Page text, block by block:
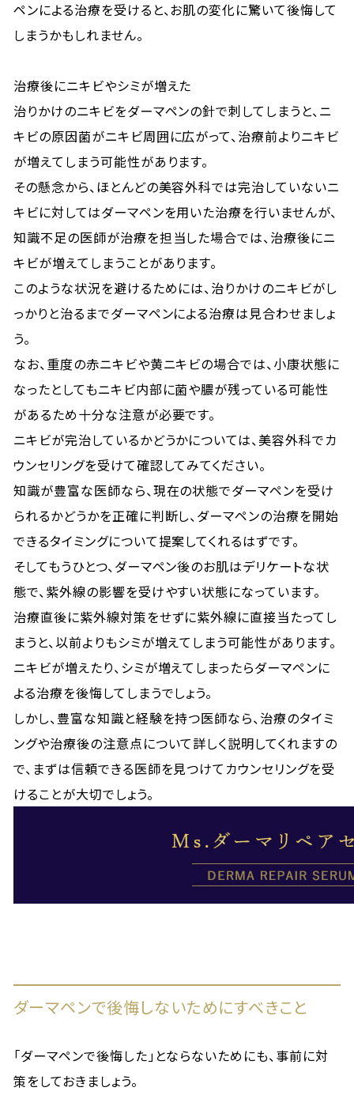
ペンによる治療を受けると、お肌の変化に驚いて後悔して
しまうかもしれません。
治療後にニキビやシミが増えた
治りかけのニキビをダーマペンの針で刺してしまうと、ニ
キビの原因菌がニキビ周囲に広がって、治療前よりニキビ
が増えてしまう可能性があります。
その懸念から、ほとんどの美容外科では完治していないニ
キビに対してはダーマペンを用いた治療を行いませんが、
知識不足の医師が治療を担当した場合では、治療後にニ
キビが増えてしまうことがあります。
このような状況を避けるためには、治りかけのニキビがし
っかりと治るまでダーマペンによる治療は見合わせましょ
う。
なお、重度の赤ニキビや黄ニキビの場合では、小康状態に
なったとしてもニキビ内部に菌や膿が残っている可能性
があるため十分な注意が必要です。
ニキビが完治しているかどうかについては、美容外科でカ
ウンセリングを受けて確認してみてください。
知識が豊富な医師なら、現在の状態でダーマペンを受け
られるかどうかを正確に判断し、ダーマペンの治療を開始
できるタイミングについて提案してくれるはずです。
そしてもうひとつ、ダーマペン後のお肌はデリケートな状
態で、紫外線の影響を受けやすい状態になっています。
治療直後に紫外線対策をせずに紫外線に直接当たってし
まうと、以前よりもシミが増えてしまう可能性があります。
ニキビが増えたり、シミが増えてしまったらダーマペンに
よる治療を後悔してしまうでしょう。
しかし、豊富な知識と経験を持つ医師なら、治療のタイミ
ングや治療後の注意点について詳しく説明してくれますの
で、まずは信頼できる医師を見つけてカウンセリングを受
けることが大切でしょう。
ダーマペンで後悔しないためにすべきこと
「ダーマペンで後悔した」とならないためにも、事前に対
策をしておきましょう。